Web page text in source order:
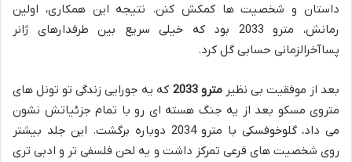
داستان و شخصیت ها کمکش کنن. نتیجه این همکاری، اولین
رمانش، مترو 2033 بود که خیلی سریع بین طرفدارهای ژانر
پساآخرالزمانی حسابی گل کرد.
بعد از موفقیت بی نظیرمترو 2033
که یه جورایی زندگی تو تونل های
متروی مسکو بعد از یه جنگ هسته ای رو با تمام جزئیاتش نشون
می داد، گلوخوفسکی با مترو 2034 دوباره برگشت. این جلد بیشتر
روی شخصیت های فرعی تمرکز داشت و یه لحن فلسفی تر و ادبی تری